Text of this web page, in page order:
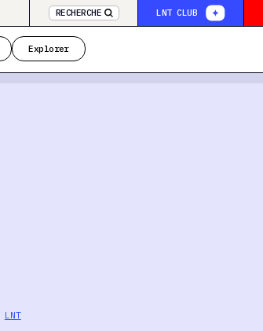
RECHERCHE LNT CLUB
Explorer
LNT